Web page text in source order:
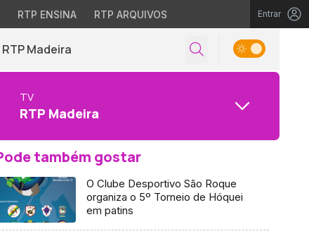
RTP ENSINA RTP ARQUIVOS Entrar
RTP Madeira
TV
RTP Madeira
também gostar
O Clube Desportivo São Roque
organiza o 5º Torneio de Hóquei
em patins